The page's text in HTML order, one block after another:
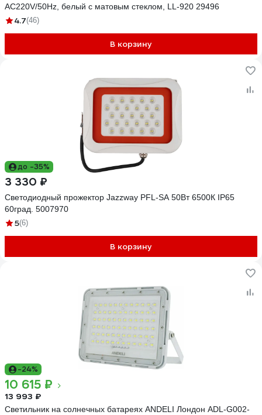
AC220V/50Hz, белый с матовым стеклом, LL-920 29496
4.7(46)
В корзину
до -35%
3 330 ₽
Светодиодный прожектор Jazzway PFL-SA 50Вт 6500К IP65
60град. 5007970
5(6)
В корзину
-24%
10 615 ₽
13 993 ₽
Светильник на солнечных батареях ANDELI Лондон ADL-G002-